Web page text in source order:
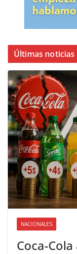
Últimas noticias
NACIONALES
Coca-